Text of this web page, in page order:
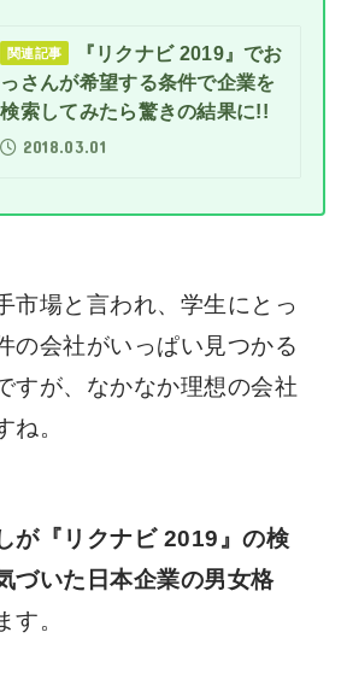
関連記事
『リクナビ 2019』でお
っさんが希望する条件で企業を
検索してみたら驚きの結果に!!
2018.03.01
市場と言われ、学生にとっ
の会社がいっぱい見つかる
すが、なかなか理想の会社
ね。
が『リクナビ 2019』の検
づいた日本企業の男女格
す。